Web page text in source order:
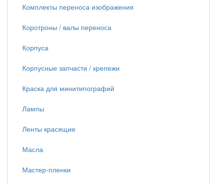
Комплекты переноса изображения
Коротроны / валы переноса
Корпуса
Корпусные запчасти / крепежи
Краска для минитипографий
Лампы
Ленты красящие
Масла
Мастер-пленки